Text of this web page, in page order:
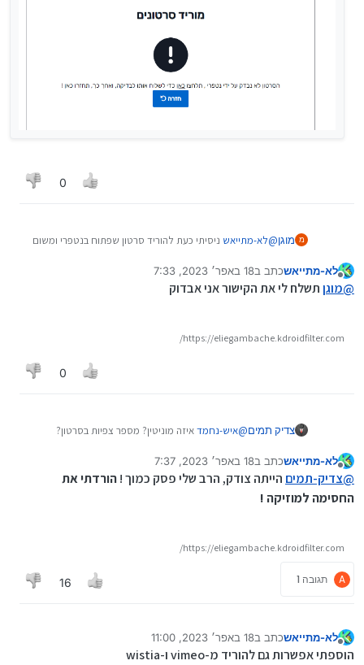
0
מ מוגן@לא-מתייאש ניסיתי כעת להוריד סרטון שפתוח בנטפרי ומשום
מנותק
לא-מתייאשכתב ב18 באפר׳ 2023, 7:33
נערך לאחרונה על ידי
@מוגןתשלח לי את הקישור אני אבדוק
https://eliegambache.kdroidfilter.com/
0
צדיק תמים@איש-נחמדאיזה מוניטין? מספר צפיות בסרטון?
רווח-עקיף...
מה גם שהוא מרוויח מיתוג, שזה הסיבה האמיתית
מנותק
לא-מתייאשכתב ב18 באפר׳ 2023, 7:37
נערך לאחרונה על ידי
@צדיק-תמים הייתה צודק, הרב שלי פסק כמוך !הורדתי את
החסימה למוזיקה !
https://eliegambache.kdroidfilter.com/
A תגובה 1 16
מנותק
לא-מתייאשכתב ב18 באפר׳ 2023, 11:00
נערך לאחרונה על ידי
הוספתי אפשרות גם להוריד מ-vimeo ו-wistia